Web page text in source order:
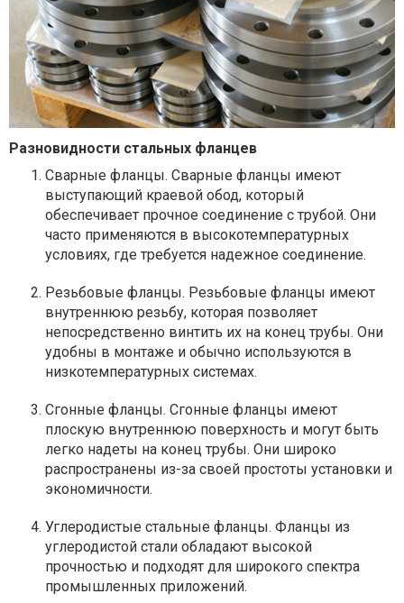
Разновидности стальных фланцев
Сварные фланцы. Сварные фланцы имеют
выступающий краевой обод, который
обеспечивает прочное соединение с трубой. Они
часто применяются в высокотемпературных
условиях, где требуется надежное соединение.
Резьбовые фланцы. Резьбовые фланцы имеют
внутреннюю резьбу, которая позволяет
непосредственно винтить их на конец трубы. Они
удобны в монтаже и обычно используются в
низкотемпературных системах.
Сгонные фланцы. Сгонные фланцы имеют
плоскую внутреннюю поверхность и могут быть
легко надеты на конец трубы. Они широко
распространены из-за своей простоты установки и
экономичности.
Углеродистые стальные фланцы. Фланцы из
углеродистой стали обладают высокой
прочностью и подходят для широкого спектра
промышленных приложений.